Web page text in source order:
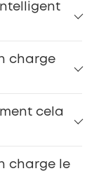
charge
cela
charge le